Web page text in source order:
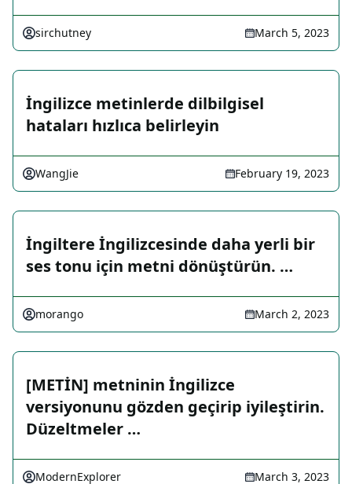
sirchutney March 5, 2023
İngilizce metinlerde dilbilgisel
hataları hızlıca belirleyin
WangJie February 19, 2023
İngiltere İngilizcesinde daha yerli bir
ses tonu için metni dönüştürün. …
morango March 2, 2023
[METİN] metninin İngilizce
versiyonunu gözden geçirip iyileştirin.
Düzeltmeler …
ModernExplorer March 3, 2023